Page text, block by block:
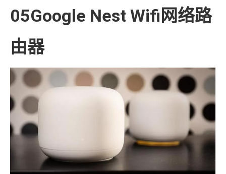
05Google Nest Wifi网络路
由器